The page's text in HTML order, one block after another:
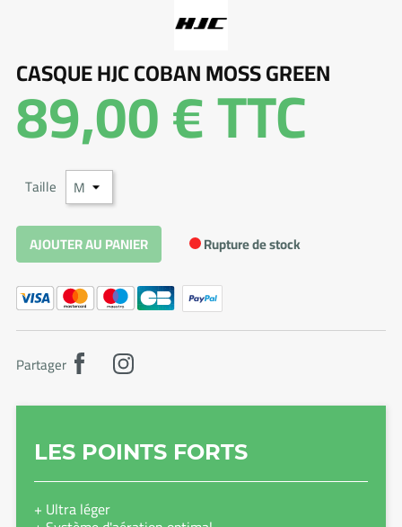
LES POINTS FORTS
+ Ultra léger
CASQUE HJC COBAN MOSS GREEN
89,00 €TTC
Taille
AJOUTER AU PANIER Rupture de stock
Partager